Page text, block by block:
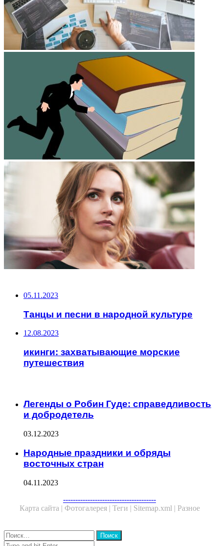
05.11.2023
Танцы и песни в народной культуре
12.08.2023
икинги: захватывающие морские
путешествия
Легенды о Робин Гуде: справедливость
и добродетель
03.12.2023
Народные праздники и обряды
восточных стран
04.11.2023
--------------------------------------
Карта сайта | Фотогалерея | Теги | Sitemap.xml | Разное
Close
Найти:
Close